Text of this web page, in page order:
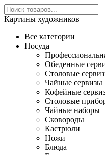
Картины художников
Все категории
Посуда
Обеденные
Столовые
Чайные сервизы
Кофейные
Столовые
Чайные наборы
Сковороды
Кастрюли
Ножи
Блюда